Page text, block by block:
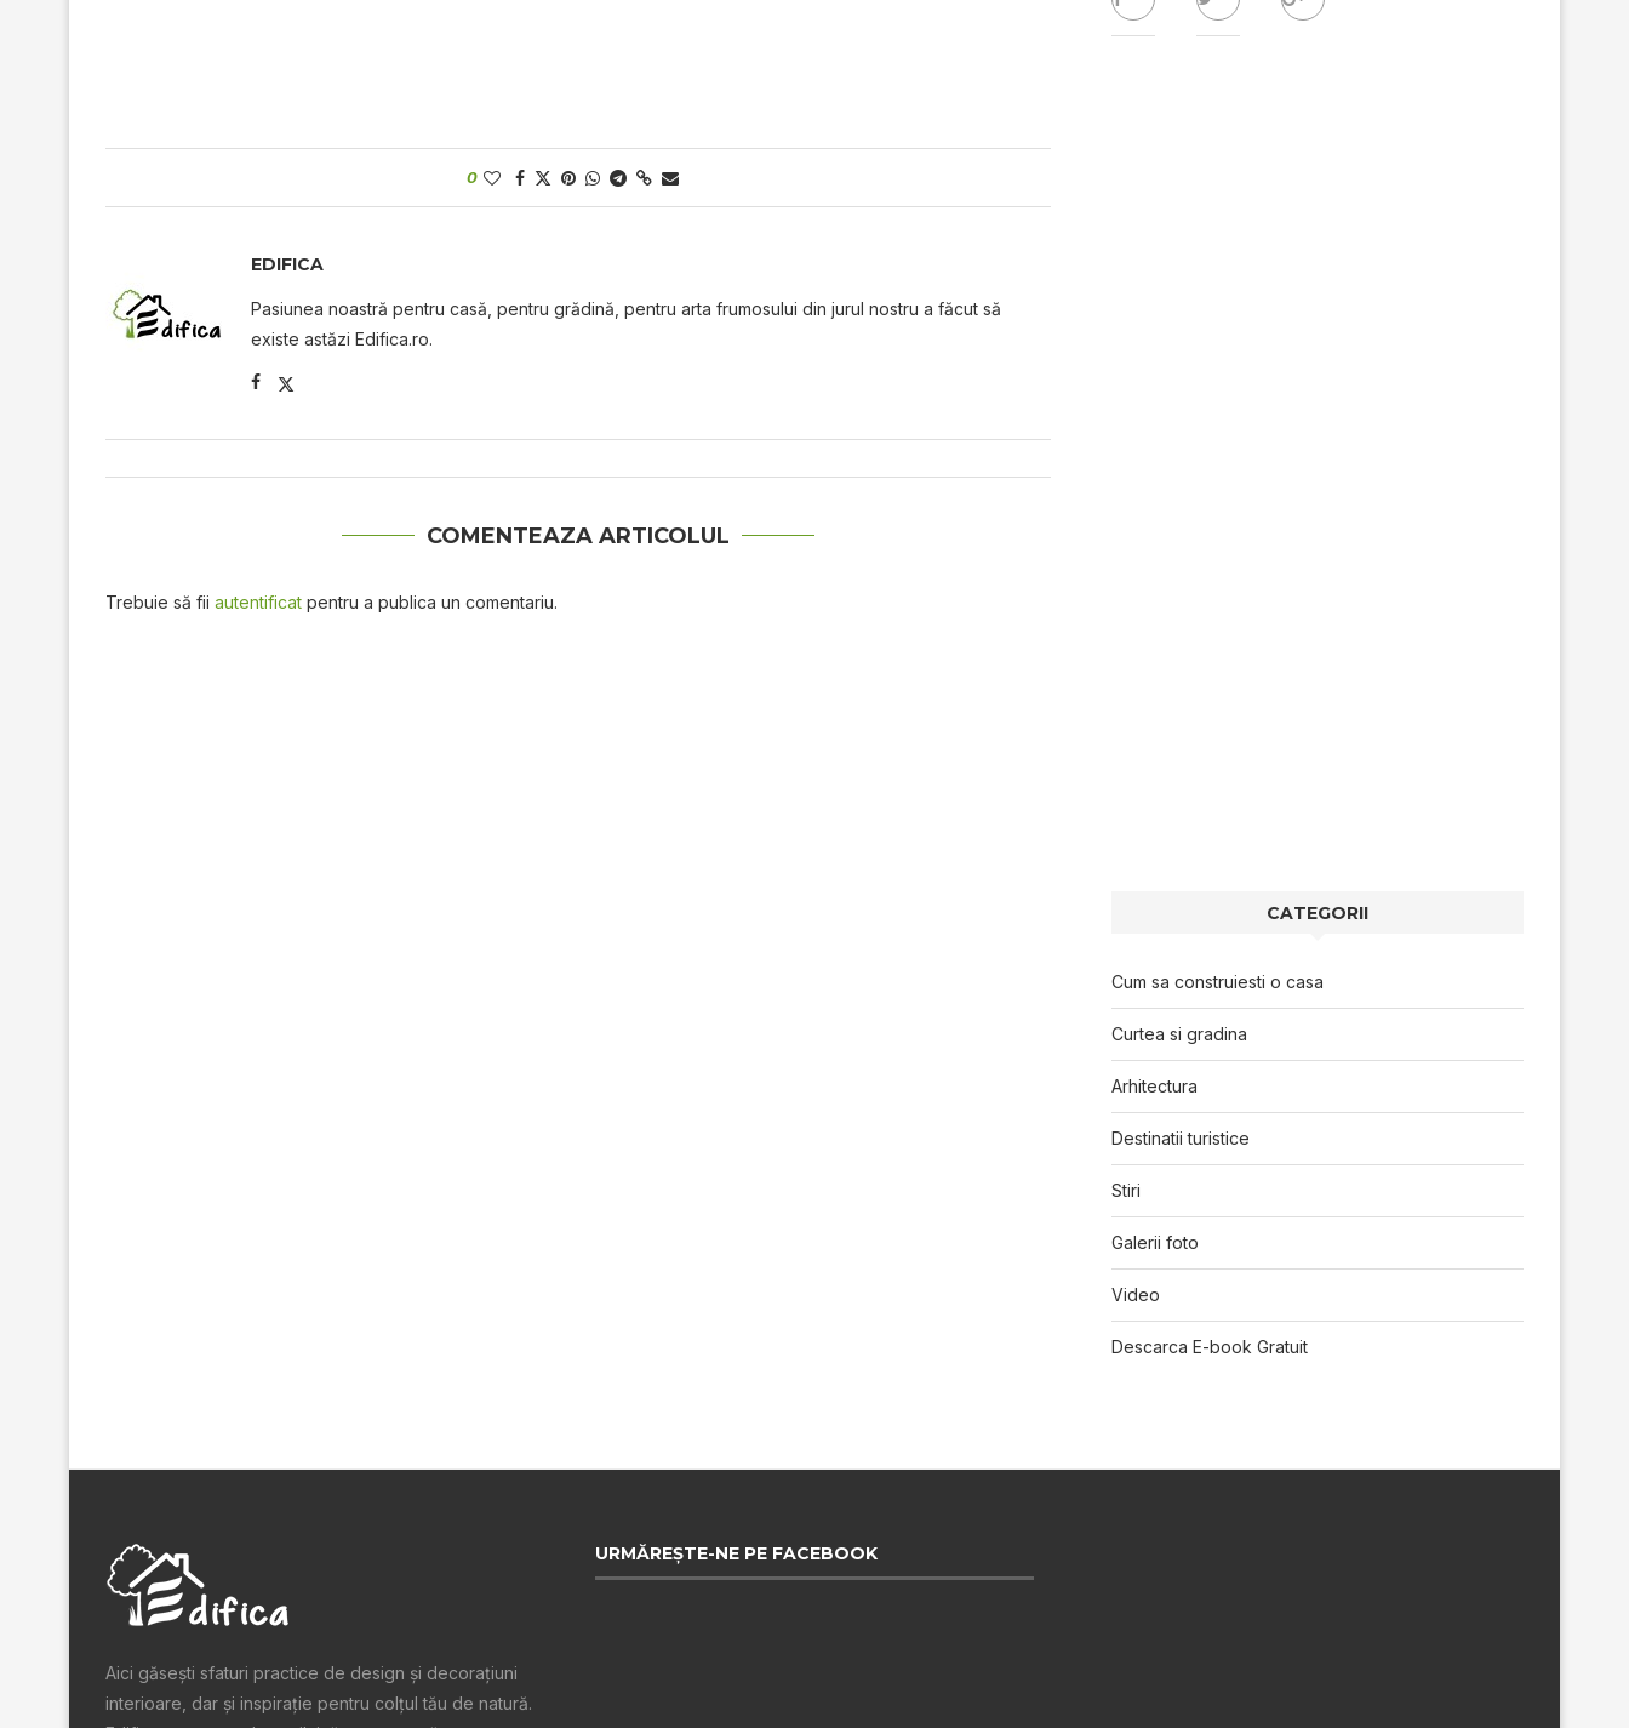
0
EDIFICA
Pasiunea noastră pentru casă, pentru grădină, pentru arta frumosului din jurul nostru a făcut să
existe astăzi Edifica.ro.
COMENTEAZA ARTICOLUL
Trebuie să fii autentificat pentru a publica un comentariu.
CATEGORII
Cum sa construiesti o casa
Curtea si gradina
Arhitectura
Destinatii turistice
Stiri
Galerii foto
Video
Descarca E-book Gratuit
Aici găsești sfaturi practice de design şi decoraţiuni
interioare, dar și inspiraţie pentru colţul tău de natură.
URMĂREȘTE-NE PE FACEBOOK